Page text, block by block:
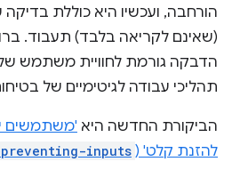
הורחבה, ועכשיו היא כוללת
(שאינם לקריאה בלבד) תעבוד.
הדבקה גורמת לחוויית משתמש
תהליכי עבודה לגיטימיים של
הביקורת החדשה היא 'משתמשים
להזנת קלט' ( inputs